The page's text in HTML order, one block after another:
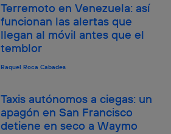
Terremoto en Venezuela: así
funcionan las alertas que
llegan al móvil antes que el
temblor
Raquel Roca Cabades
Taxis autónomos a ciegas: un
apagón en San Francisco
detiene en seco a Waymo